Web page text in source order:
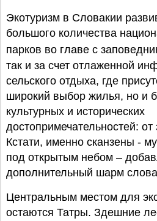
Экотуризм в Словакии
большого количества
парков во главе с
так и за счет отлаженной
сельского отдыха, где
широкий выбор жилья, но и
культурных и исторических
достопримечательностей:
Кстати, именно сканзены -
под открытым небом –
дополнительный шарм
Центральным местом для
остаются Татры. Здешние